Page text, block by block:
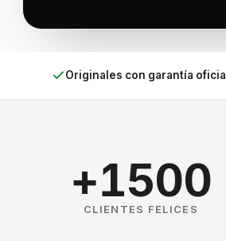
Originales con garantía oficial
+1500
CLIENTES FELICES